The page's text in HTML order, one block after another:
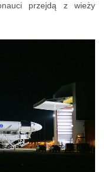
przejdą z wieży